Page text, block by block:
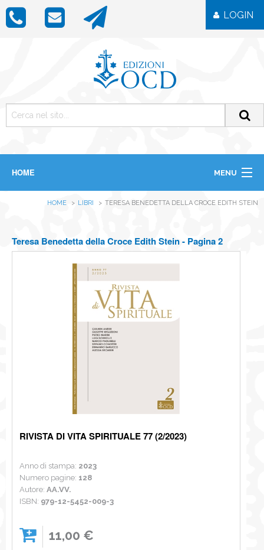
LOGIN
HOME MENU
IMMAGINI
HOME LIBRI TERESA BENEDETTA DELLA CROCE EDITH STEIN
Teresa Benedetta della Croce Edith Stein - Pagina 2
RIVISTA DI VITA SPIRITUALE 77 (2/2023)
Anno di stampa: 2023
Numero pagine: 128
Autore:AA.VV.
ISBN: 979-12-5452-009-3
11,00 €